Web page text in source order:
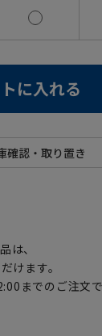
に入れる
は、
けます。
までのご注文